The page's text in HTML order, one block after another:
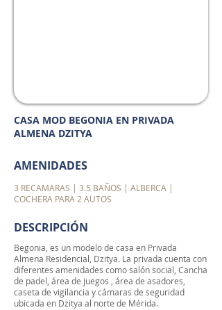
CASA MOD BEGONIA EN PRIVADA
ALMENA DZITYA
AMENIDADES
3 RECAMARAS | 3.5 BAÑOS | ALBERCA |
COCHERA PARA 2 AUTOS
DESCRIPCIÓN
Begonia, es un modelo de casa en Privada
Almena Residencial, Dzitya. La privada cuenta con
diferentes amenidades como salón social, Cancha
de padel, área de juegos , área de asadores,
caseta de vigilancia y cámaras de seguridad
ubicada en Dzitya al norte de Mérida.